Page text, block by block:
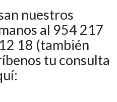
nuestros
al 954 217
18 (también
tu consulta